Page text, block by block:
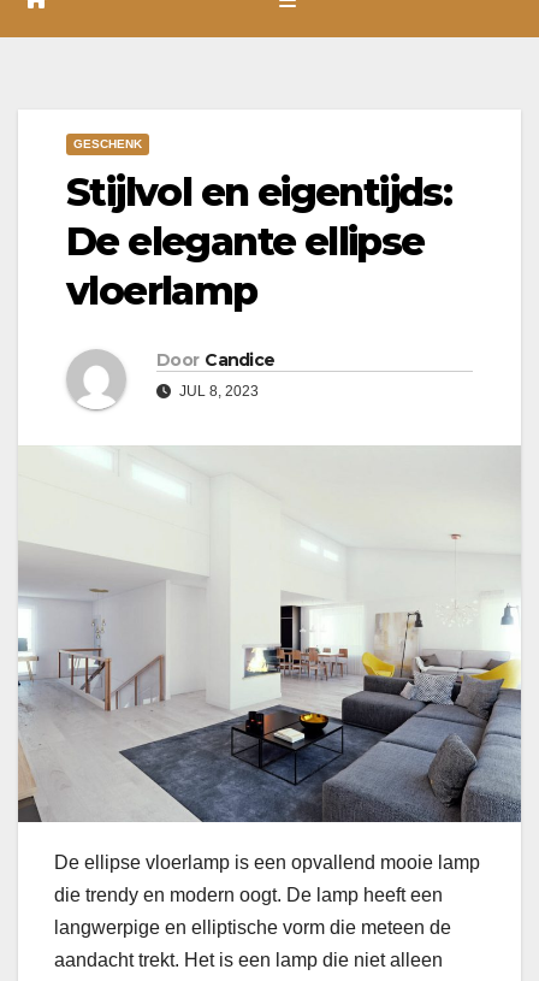
GESCHENK
Stijlvol en eigentijds:
De elegante ellipse
vloerlamp
Door Candice
JUL 8, 2023
De ellipse vloerlamp is een opvallend mooie lamp
die trendy en modern oogt. De lamp heeft een
langwerpige en elliptische vorm die meteen de
aandacht trekt. Het is een lamp die niet alleen